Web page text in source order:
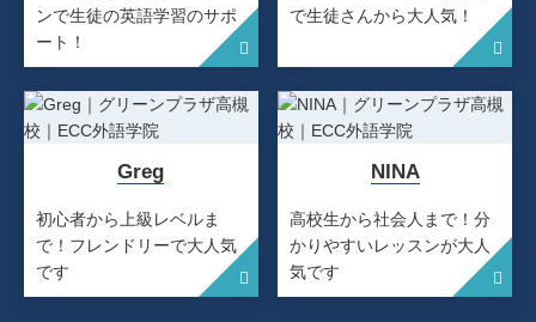
ンで生徒の英語学習のサポ
ート！
で生徒さんから大人気！
Greg
初心者から上級レベルま
で！フレンドリーで大人気
です
NINA
高校生から社会人まで！分
かりやすいレッスンが大人
気です